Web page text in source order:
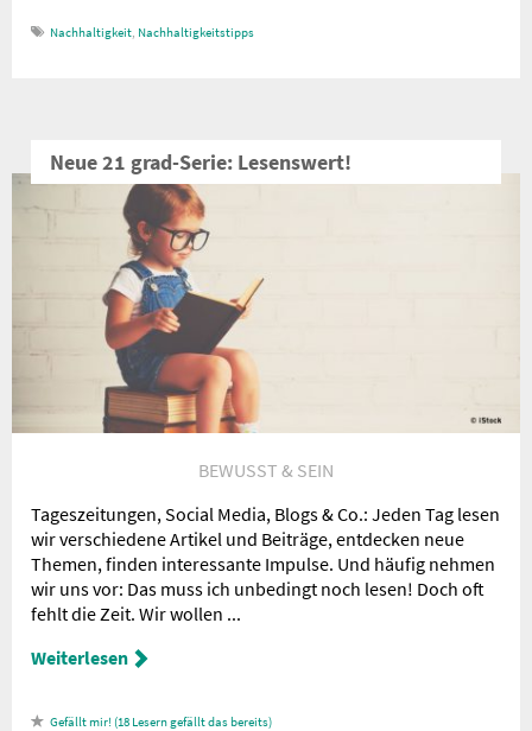
Nachhaltigkeit, Nachhaltigkeitstipps
Neue 21 grad-Serie: Lesenswert!
BEWUSST & SEIN
Tageszeitungen, Social Media, Blogs & Co.: Jeden Tag lesen
wir verschiedene Artikel und Beiträge, entdecken neue
Themen, finden interessante Impulse. Und häufig nehmen
wir uns vor: Das muss ich unbedingt noch lesen! Doch oft
fehlt die Zeit. Wir wollen ...
Weiterlesen
18 Lesern gefällt das